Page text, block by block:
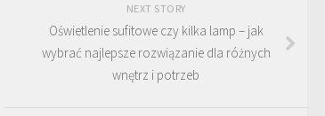
NEXT STORY
Oświetlenie sufitowe czy kilka lamp – jak
wybrać najlepsze rozwiązanie dla różnych
wnętrz i potrzeb